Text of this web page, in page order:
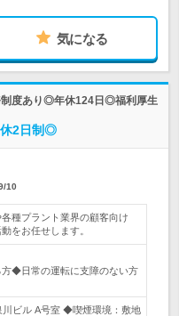
気になる
制度あり◎年休124日◎福利厚生
休2日制◎
10
種プラント業界の顧客向け
をお任せします。
◆日常の運転に支障のない方
ビル A号室 ◆喫煙環境：敷地